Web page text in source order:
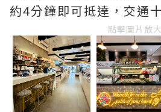
約4分鐘即可抵達，交通
點擊圖片放大